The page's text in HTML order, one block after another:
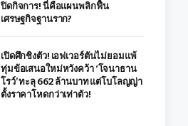
ปิดกิจการ! นี่คือแผนพลิกฟื้น
เศรษฐกิจฐานราก?
เปิดศึกชิงตัว! เอฟเวอร์ตันไม่ยอมแพ้
ทุ่มข้อเสนอใหม่หวังคว้า ‘โจนาธาน
โรว์’ ทะลุ 662 ล้านบาท แต่โบโลญญ่า
ตั้งราคาโหดกว่าเท่าตัว!